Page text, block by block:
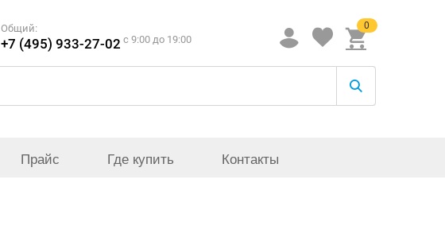
Общий:
+7 (495) 933-27-02 c 9:00 до 19:00
0
Прайс Где купить Контакты